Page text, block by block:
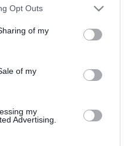
uses one or more Google
behaviour. You may click to
and its third-party tags to
purposes in below Google
Opt Outs
of my
of my
my
Advertising.
mindössze a hírek
nem tudja befolyásolni
tartalmazzák.
jogainak és jó hírnevének